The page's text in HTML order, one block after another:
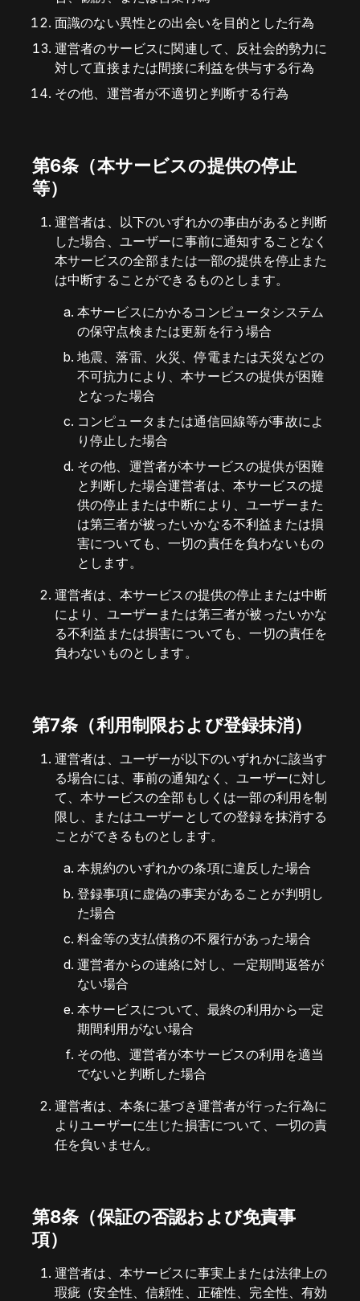
面識のない異性との出会いを目的とした行為
運営者のサービスに関連して、反社会的勢力に
対して直接または間接に利益を供与する行為
その他、運営者が不適切と判断する行為
第6条（本サービスの提供の停止
等）
運営者は、以下のいずれかの事由があると判断
した場合、ユーザーに事前に通知することなく
本サービスの全部または一部の提供を停止また
は中断することができるものとします。
本サービスにかかるコンピュータシステム
の保守点検または更新を行う場合
地震、落雷、火災、停電または天災などの
不可抗力により、本サービスの提供が困難
となった場合
コンピュータまたは通信回線等が事故によ
り停止した場合
その他、運営者が本サービスの提供が困難
と判断した場合運営者は、本サービスの提
供の停止または中断により、ユーザーまた
は第三者が被ったいかなる不利益または損
害についても、一切の責任を負わないもの
とします。
運営者は、本サービスの提供の停止または中断
により、ユーザーまたは第三者が被ったいかな
る不利益または損害についても、一切の責任を
負わないものとします。
第7条（利用制限および登録抹消）
運営者は、ユーザーが以下のいずれかに該当す
る場合には、事前の通知なく、ユーザーに対し
て、本サービスの全部もしくは一部の利用を制
限し、またはユーザーとしての登録を抹消する
ことができるものとします。
本規約のいずれかの条項に違反した場合
登録事項に虚偽の事実があることが判明し
た場合
料金等の支払債務の不履行があった場合
運営者からの連絡に対し、一定期間返答が
ない場合
本サービスについて、最終の利用から一定
期間利用がない場合
その他、運営者が本サービスの利用を適当
でないと判断した場合
運営者は、本条に基づき運営者が行った行為に
よりユーザーに生じた損害について、一切の責
任を負いません。
第8条（保証の否認および免責事
項）
運営者は、本サービスに事実上または法律上の
瑕疵（安全性、信頼性、正確性、完全性、有効